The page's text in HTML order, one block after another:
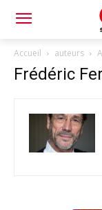
Accueil auteurs
Frédéric